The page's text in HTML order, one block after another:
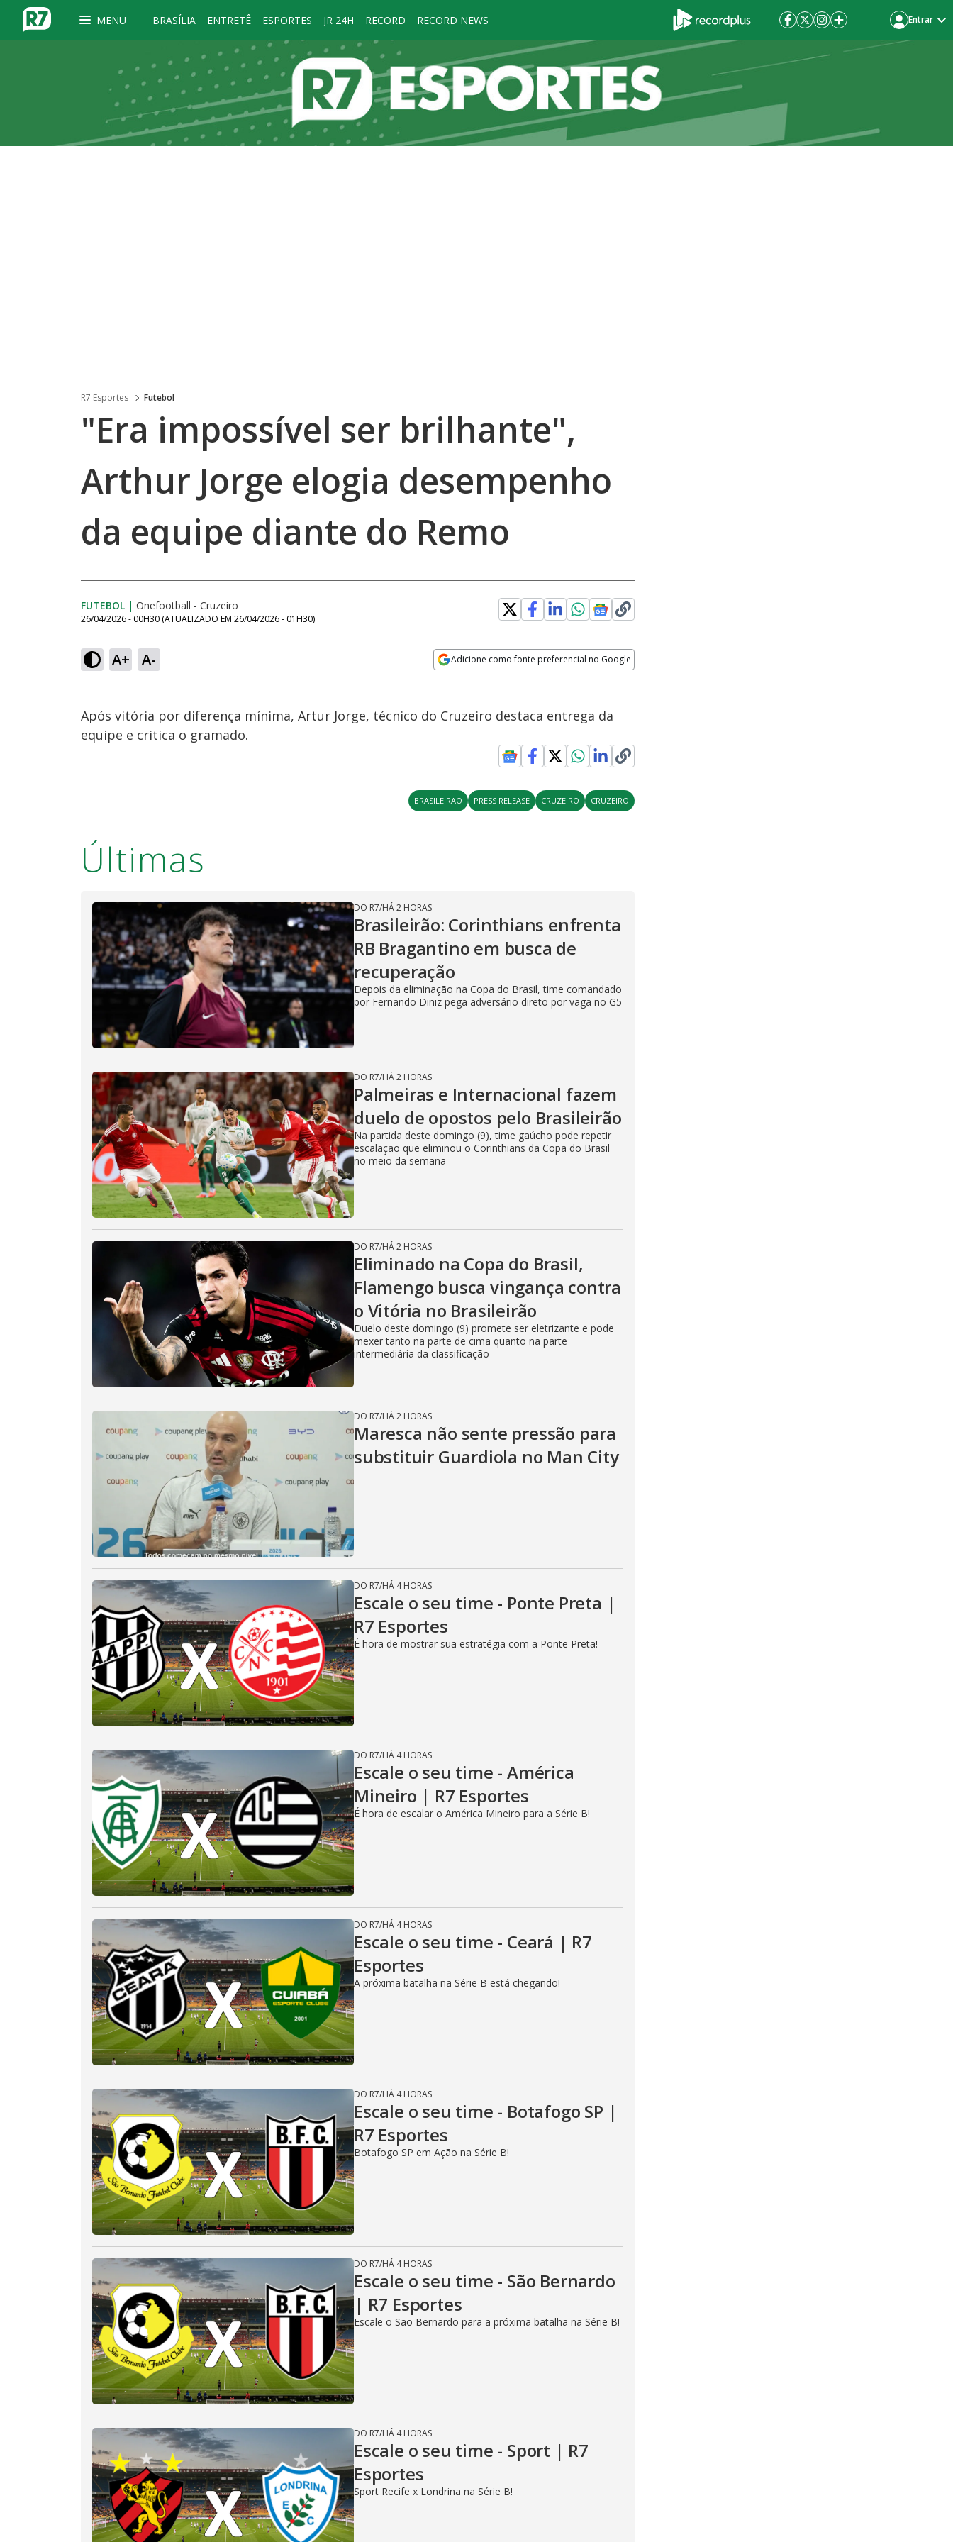
MENU BRASÍLIA ENTRETÊ ESPORTES JR 24H RECORD RECORD NEWS Entrar
R7 Esportes Futebol
"Era impossível ser brilhante",
Arthur Jorge elogia desempenho
da equipe diante do Remo
FUTEBOL | Onefootball - Cruzeiro
26/04/2026 - 00H30 (ATUALIZADO EM 26/04/2026 - 01H30)
A+ A- Adicione como fonte preferencial no Google
Após vitória por diferença mínima, Artur Jorge, técnico do Cruzeiro destaca entrega da
equipe e critica o gramado.
BRASILEIRAO PRESS RELEASE CRUZEIRO CRUZEIRO
Últimas
DO R7/HÁ 2 HORAS
Brasileirão: Corinthians enfrenta
RB Bragantino em busca de
recuperação
Depois da eliminação na Copa do Brasil, time comandado
por Fernando Diniz pega adversário direto por vaga no G5
DO R7/HÁ 2 HORAS
Palmeiras e Internacional fazem
duelo de opostos pelo Brasileirão
Na partida deste domingo (9), time gaúcho pode repetir
escalação que eliminou o Corinthians da Copa do Brasil
no meio da semana
DO R7/HÁ 2 HORAS
Eliminado na Copa do Brasil,
Flamengo busca vingança contra
o Vitória no Brasileirão
Duelo deste domingo (9) promete ser eletrizante e pode
mexer tanto na parte de cima quanto na parte
intermediária da classificação
DO R7/HÁ 2 HORAS
Maresca não sente pressão para
substituir Guardiola no Man City
DO R7/HÁ 4 HORAS
Escale o seu time - Ponte Preta |
R7 Esportes
É hora de mostrar sua estratégia com a Ponte Preta!
DO R7/HÁ 4 HORAS
Escale o seu time - América
Mineiro | R7 Esportes
É hora de escalar o América Mineiro para a Série B!
DO R7/HÁ 4 HORAS
Escale o seu time - Ceará | R7
Esportes
A próxima batalha na Série B está chegando!
DO R7/HÁ 4 HORAS
Escale o seu time - Botafogo SP |
R7 Esportes
Botafogo SP em Ação na Série B!
DO R7/HÁ 4 HORAS
Escale o seu time - São Bernardo
| R7 Esportes
Escale o São Bernardo para a próxima batalha na Série B!
DO R7/HÁ 4 HORAS
Escale o seu time - Sport | R7
Esportes
Sport Recife x Londrina na Série B!